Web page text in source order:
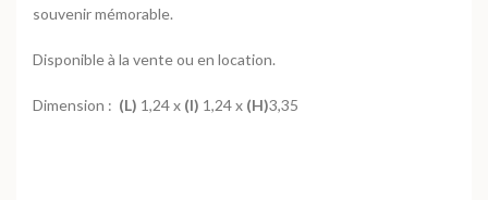
souvenir mémorable.
Disponible à la vente ou en location.
Dimension : (L) 1,24 x (l) 1,24 x (H)3,35